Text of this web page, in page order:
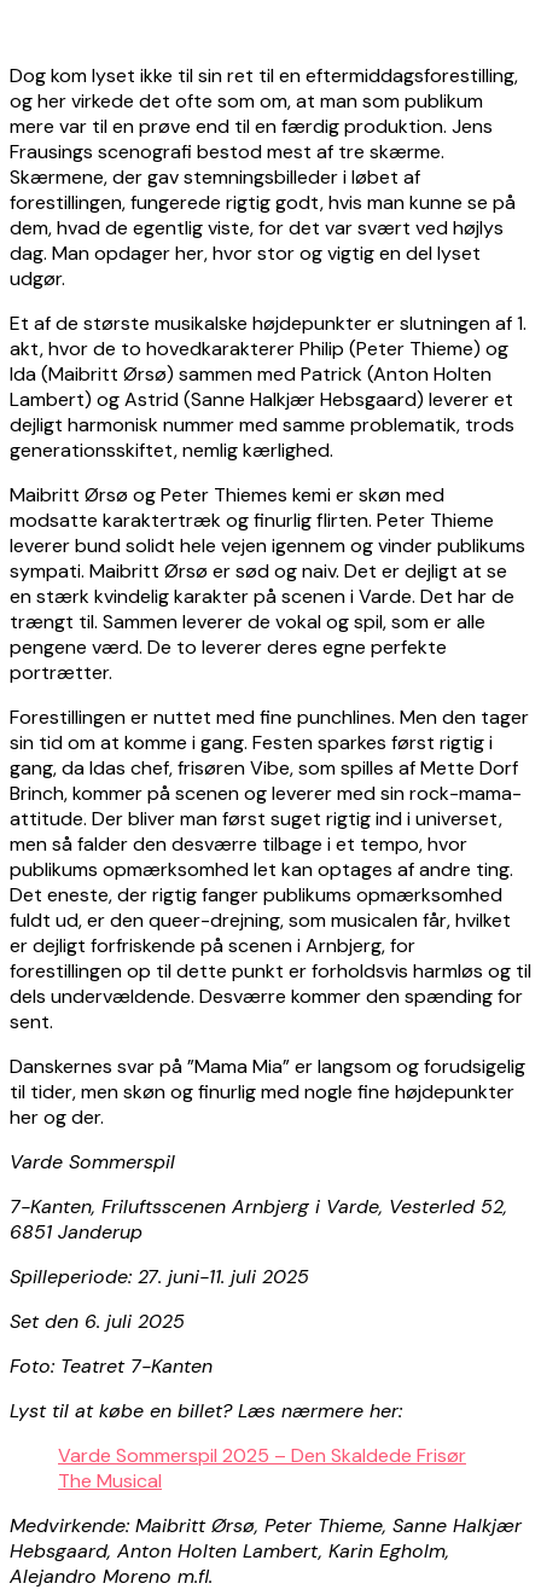
Dog kom lyset ikke til sin ret til en eftermiddagsforestilling,
og her virkede det ofte som om, at man som publikum
mere var til en prøve end til en færdig produktion. Jens
Frausings scenografi bestod mest af tre skærme.
Skærmene, der gav stemningsbilleder i løbet af
forestillingen, fungerede rigtig godt, hvis man kunne se på
dem, hvad de egentlig viste, for det var svært ved højlys
dag. Man opdager her, hvor stor og vigtig en del lyset
udgør.
Et af de største musikalske højdepunkter er slutningen af 1.
akt, hvor de to hovedkarakterer Philip (Peter Thieme) og
Ida (Maibritt Ørsø) sammen med Patrick (Anton Holten
Lambert) og Astrid (Sanne Halkjær Hebsgaard) leverer et
dejligt harmonisk nummer med samme problematik, trods
generationsskiftet, nemlig kærlighed.
Maibritt Ørsø og Peter Thiemes kemi er skøn med
modsatte karaktertræk og finurlig flirten. Peter Thieme
leverer bund solidt hele vejen igennem og vinder publikums
sympati. Maibritt Ørsø er sød og naiv. Det er dejligt at se
en stærk kvindelig karakter på scenen i Varde. Det har de
trængt til. Sammen leverer de vokal og spil, som er alle
pengene værd. De to leverer deres egne perfekte
portrætter.
Forestillingen er nuttet med fine punchlines. Men den tager
sin tid om at komme i gang. Festen sparkes først rigtig i
gang, da Idas chef, frisøren Vibe, som spilles af Mette Dorf
Brinch, kommer på scenen og leverer med sin rock-mama-
attitude. Der bliver man først suget rigtig ind i universet,
men så falder den desværre tilbage i et tempo, hvor
publikums opmærksomhed let kan optages af andre ting.
Det eneste, der rigtig fanger publikums opmærksomhed
fuldt ud, er den queer-drejning, som musicalen får, hvilket
er dejligt forfriskende på scenen i Arnbjerg, for
forestillingen op til dette punkt er forholdsvis harmløs og til
dels undervældende. Desværre kommer den spænding for
sent.
Danskernes svar på ”Mama Mia” er langsom og forudsigelig
til tider, men skøn og finurlig med nogle fine højdepunkter
her og der.
Varde Sommerspil
7-Kanten, Friluftsscenen Arnbjerg i Varde, Vesterled 52,
6851 Janderup
Spilleperiode: 27. juni-11. juli 2025
Set den 6. juli 2025
Foto: Teatret 7-Kanten
Lyst til at købe en billet? Læs nærmere her:
Varde Sommerspil 2025 – Den Skaldede Frisør
The Musical
Medvirkende: Maibritt Ørsø, Peter Thieme, Sanne Halkjær
Hebsgaard, Anton Holten Lambert, Karin Egholm,
Alejandro Moreno m.fl.